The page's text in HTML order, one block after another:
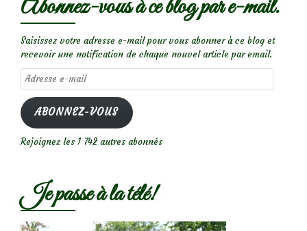
Abonnez-vous à ce blog par e-mail.
Saisissez votre adresse e-mail pour vous abonner à ce blog et
recevoir une notification de chaque nouvel article par email.
Adresse
e-
mail
ABONNEZ-VOUS
Rejoignez les 1 742 autres abonnés
Je passe à la télé!